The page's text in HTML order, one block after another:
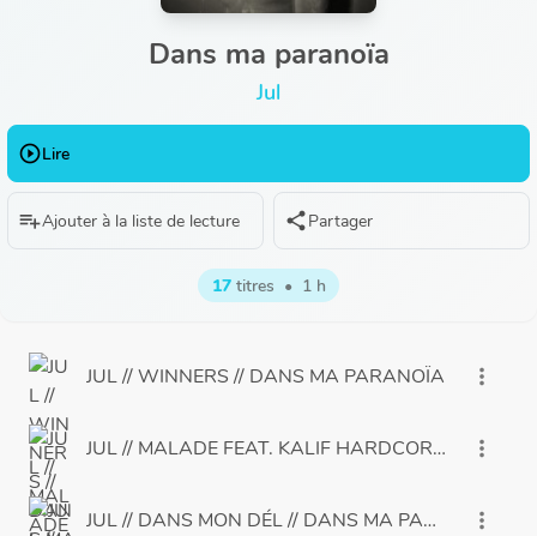
Dans ma paranoïa
Jul
play_circle_outlineLire
playlist_addAjouter à la liste de lecture sharePartager
17titres • 1 h
JUL // WINNERS // DANS MA PARANOÏA more_vert
JUL // MALADE FEAT. KALIF HARDCORE // DANS
more_vert
JUL // DANS MON DÉL // DANS MA PARANOÏA
more_vert